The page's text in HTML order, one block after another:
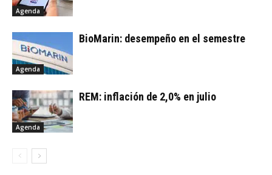
Agenda
Agenda
BioMarin: desempeño en el semestre
Agenda
REM: inflación de 2,0% en julio